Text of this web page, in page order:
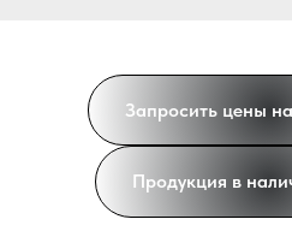
Запросить цены
Продукция в